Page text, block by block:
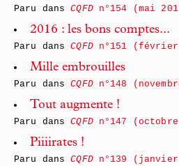
Paru dansCQFDn°154 (mai
2016 : les bons comptes...
Paru dansCQFDn°151 (février
Mille embrouilles
Paru dansCQFDn°148
Tout augmente !
Paru dansCQFDn°147 (octobre
Piiiirates !
Paru dansCQFDn°139 (janvier